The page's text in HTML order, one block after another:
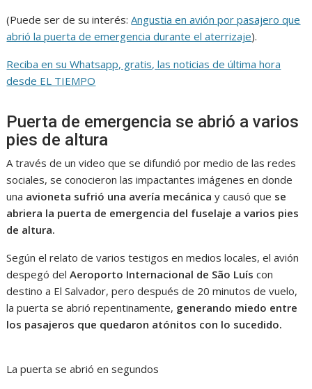
(Puede ser de su interés:Angustia en avión por pasajero que
abrió la puerta de emergencia durante el aterrizaje).
Reciba en su Whatsapp, gratis, las noticias de última hora
desde EL TIEMPO
Puerta de emergencia se abrió a varios
pies de altura
A través de un video que se difundió por medio de las redes
sociales, se conocieron las impactantes imágenes en donde
una avioneta sufrió una avería mecánica y causó que se
abriera la puerta de emergencia del fuselaje a varios pies
de altura.
Según el relato de varios testigos en medios locales, el avión
despegó del Aeroporto Internacional de São Luís con
destino a El Salvador, pero después de 20 minutos de vuelo,
la puerta se abrió repentinamente, generando miedo entre
los pasajeros que quedaron atónitos con lo sucedido.
La puerta se abrió en segundos